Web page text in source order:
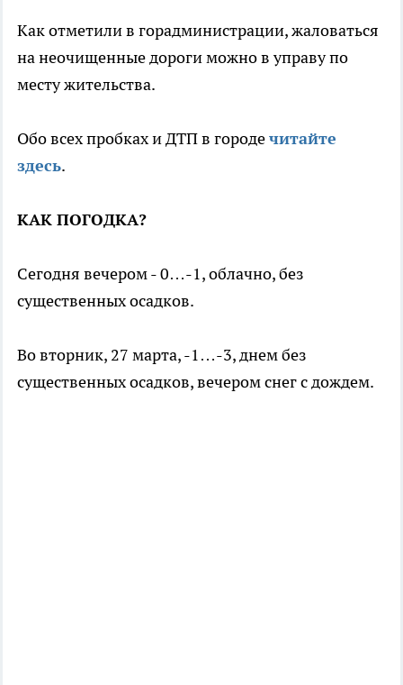
Как отметили в горадминистрации, жаловаться
на неочищенные дороги можно в управу по
месту жительства.
Обо всех пробках и ДТП в городечитайте
здесь.
КАК ПОГОДКА?
Сегодня вечером - 0…-1, облачно, без
существенных осадков.
Во вторник, 27 марта, -1…-3, днем без
существенных осадков, вечером снег с дождем.